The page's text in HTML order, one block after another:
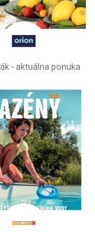
- aktuálna ponuka